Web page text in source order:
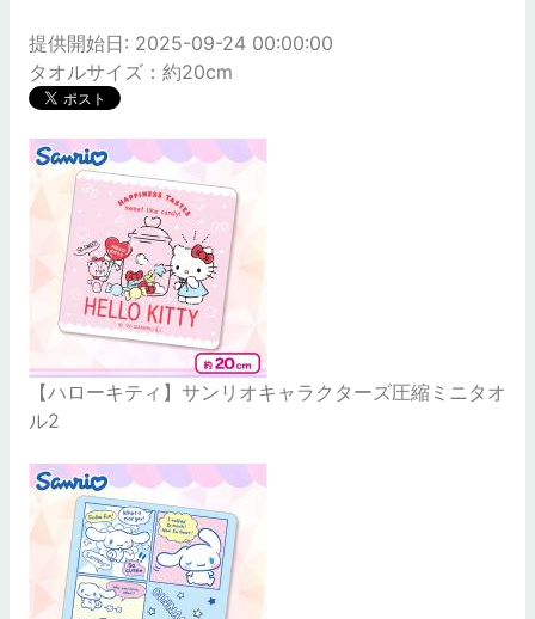
提供開始日: 2025-09-24 00:00:00
タオルサイズ：約20cm
【ハローキティ】サンリオキャラクターズ圧縮ミニタオ
ル2